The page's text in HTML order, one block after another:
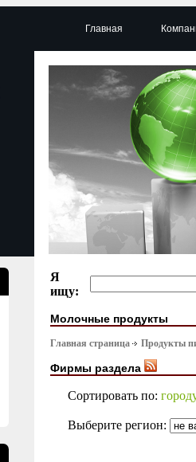
Главная
Я
ищу:
Молочные продукты
Главная страница Продукты
Фирмы раздела
Сортировать по:
Выберите регион: